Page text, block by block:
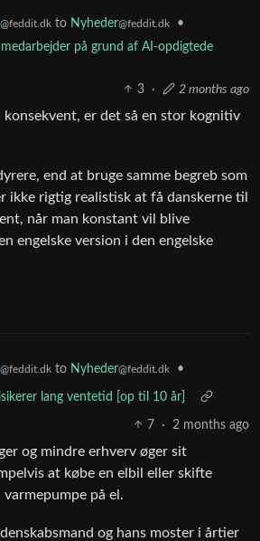
@feddit.dk to Nyheder@feddit.dk
•
på grund af AI-opdigtede
3
· 2 months ago
konsekvent, er det så en stor kognitiv
end at bruge samme begreb som
ikke rigtig realistisk at få danskerne til
når man konstant vil blive
engelske version i den engelske
@feddit.dk to Nyheder@feddit.dk •
lang ventetid [op til 10 år]
7 · 2 months ago
og mindre erhverv øger sit
at købe en elbil eller skifte
på el.
og hans moster i årtier